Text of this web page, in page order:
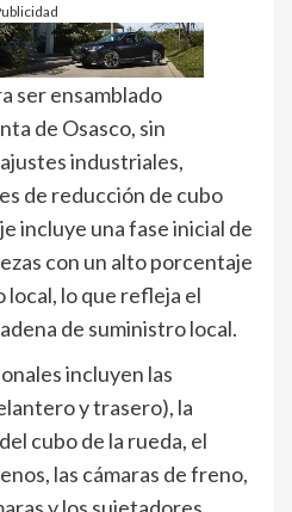
ser ensamblado
de Osasco, sin
industriales,
de reducción de cubo
incluye una fase inicial de
con un alto porcentaje
lo que refleja el
de suministro local.
incluyen las
y trasero), la
cubo de la rueda, el
las cámaras de freno,